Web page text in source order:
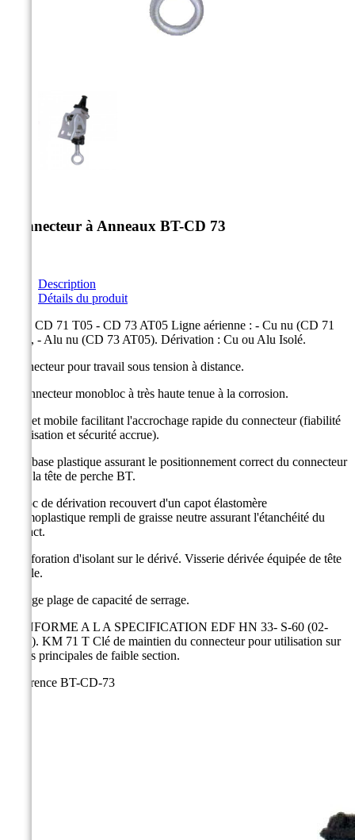
Connecteur à Anneaux BT-CD 73
Description
Détails du produit
Série CD 71 T05 - CD 73 AT05 Ligne aérienne : - Cu nu (CD 71
T05), - Alu nu (CD 73 AT05). Dérivation : Cu ou Alu Isolé.
Connecteur pour travail sous tension à distance.
• Connecteur monobloc à très haute tenue à la corrosion.
• Volet mobile facilitant l'accrochage rapide du connecteur (fiabilité
d'utilisation et sécurité accrue).
• Embase plastique assurant le positionnement correct du connecteur
dans la tête de perche BT.
• Bloc de dérivation recouvert d'un capot élastomère
thermoplastique rempli de graisse neutre assurant l'étanchéité du
contact.
• Perforation d'isolant sur le dérivé. Visserie dérivée équipée de tête
fusible.
• Large plage de capacité de serrage.
CONFORME A L A SPECIFICATION EDF HN 33- S-60 (02-
2006). KM 71 T Clé de maintien du connecteur pour utilisation sur
lignes principales de faible section.
Référence BT-CD-73